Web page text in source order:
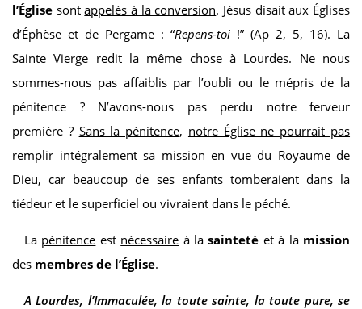
l’Église sontappelés à la conversion. Jésus disait aux Églises
d’Éphèse et de Pergame : “Repens-toi !” (Ap 2, 5, 16). La
Sainte Vierge redit la même chose à Lourdes. Ne nous
sommes-nous pas affaiblis par l’oubli ou le mépris de la
pénitence ? N’avons-nous pas perdu notre ferveur
première ? Sans la pénitence, notre Église ne pourrait pas
remplir intégralement sa mission en vue du Royaume de
Dieu, car beaucoup de ses enfants tomberaient dans la
tiédeur et le superficiel ou vivraient dans le péché.
La pénitence est nécessaire à lasainteté et à la mission
des membres de l’Église.
A Lourdes, l’Immaculée, la toute sainte, la toute pure, se